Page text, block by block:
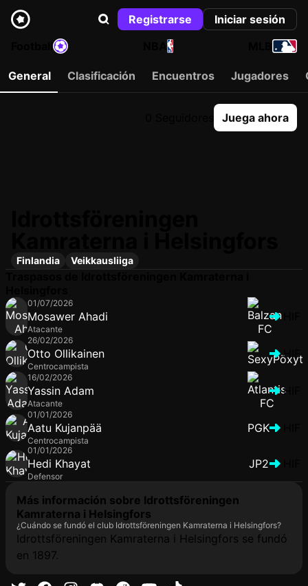
Registrarse
Iniciar sesión
NBA
General Clasificación Encuentros Jugadores
Juega ahora
Finlandia Veikkausliiga
01/07/2026
Mosawer Ahadi
Atacante
26/02/2026
Otto Ollikainen
Centrocampista
HIF
16/02/2026
Yassin Adam
Atacante
HIF
01/01/2026
Aatu Kujanpää
Centrocampista
PGK
01/01/2026
Hedi Khayat
Defensor
JP2
Más información sobre Idrottsföreningen
Kamraterna i Helsingfors
¿Cuándo se fundó el club Idrottsföreningen Kamraterna i Helsingfors?
Idrottsföreningen Kamraterna i Helsingfors se fundó
en 1897.